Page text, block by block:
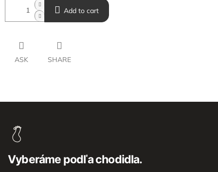
Add to cart
ASK SHARE
Vyberáme podľa chodidla.